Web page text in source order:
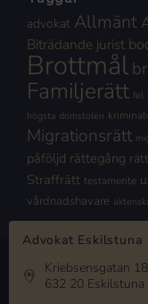
advokat Allmänt
Biträdande jurist
Brottmål
Familjerätt fel
högsta domstolen
Migrationsrätt
påföljd rättegång
Straffrätt testamente
vårdnadshavare
Advokat Eskilstuna
Kriebsensgatan 18
632 20 Eskilstuna